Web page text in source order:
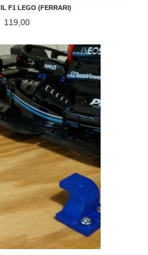
F1 LEGO (FERRARI)
Pris
119,00